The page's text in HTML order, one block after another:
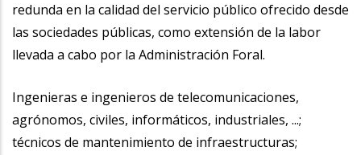
redunda en la calidad del servicio público ofrecido desde
las sociedades públicas, como extensión de la labor
llevada a cabo por la Administración Foral.
Ingenieras e ingenieros de telecomunicaciones,
agrónomos, civiles, informáticos, industriales, ...;
técnicos de mantenimiento de infraestructuras;